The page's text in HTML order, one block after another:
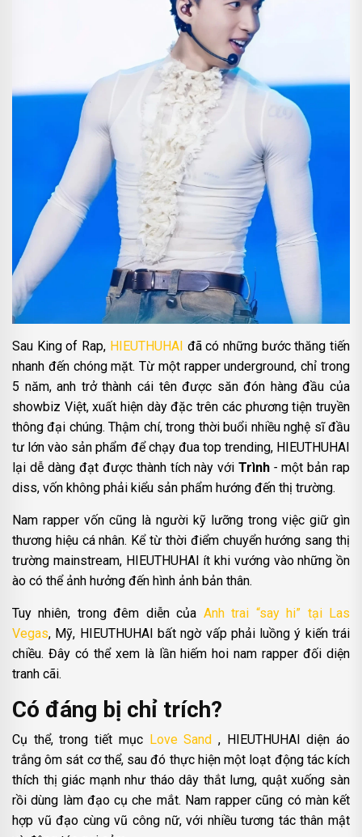
Sau King of Rap, HIEUTHUHAI đã có những bước thăng tiến
nhanh đến chóng mặt. Từ một rapper underground, chỉ trong
5 năm, anh trở thành cái tên được săn đón hàng đầu của
showbiz Việt, xuất hiện dày đặc trên các phương tiện truyền
thông đại chúng. Thậm chí, trong thời buổi nhiều nghệ sĩ đầu
tư lớn vào sản phẩm để chạy đua top trending, HIEUTHUHAI
lại dễ dàng đạt được thành tích này vớiTrình - một bản rap
diss, vốn không phải kiểu sản phẩm hướng đến thị trường.
Nam rapper vốn cũng là người kỹ lưỡng trong việc giữ gìn
thương hiệu cá nhân. Kể từ thời điểm chuyển hướng sang thị
trường mainstream, HIEUTHUHAI ít khi vướng vào những ồn
ào có thể ảnh hưởng đến hình ảnh bản thân.
Tuy nhiên, trong đêm diễn của Anh trai “say hi” tại Las
Vegas, Mỹ, HIEUTHUHAI bất ngờ vấp phải luồng ý kiến trái
chiều. Đây có thể xem là lần hiếm hoi nam rapper đối diện
tranh cãi.
Có đáng bị chỉ trích?
Cụ thể, trong tiết mục Love Sand , HIEUTHUHAI diện áo
trắng ôm sát cơ thể, sau đó thực hiện một loạt động tác kích
thích thị giác mạnh như tháo dây thắt lưng, quật xuống sàn
rồi dùng làm đạo cụ che mắt. Nam rapper cũng có màn kết
hợp vũ đạo cùng vũ công nữ, với nhiều tương tác thân mật